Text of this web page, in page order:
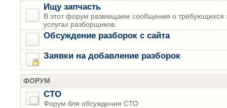
Ищу запчасть
В этот форум размещаем сообщения о требующихся
услугах разборщиков.
Обсуждение разборок с сайта
Заявки на добавление разборок
ФОРУМ
СТО
Форум бля обсуждения СТО